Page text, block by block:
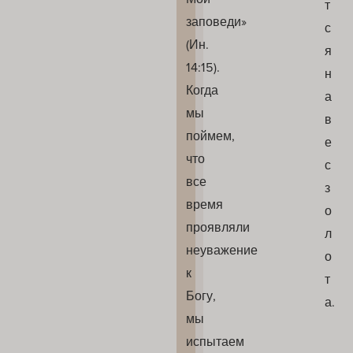
заповеди»
(Ин.
14:15).
Когда
мы
поймем,
что
все
время
проявляли
неуважение
к
Богу,
мы
испытаем
т
с
я
н
а
в
е
с
з
о
л
о
т
а.